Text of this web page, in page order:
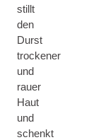
stillt
den
Durst
trockener
und
rauer
Haut
und
schenkt